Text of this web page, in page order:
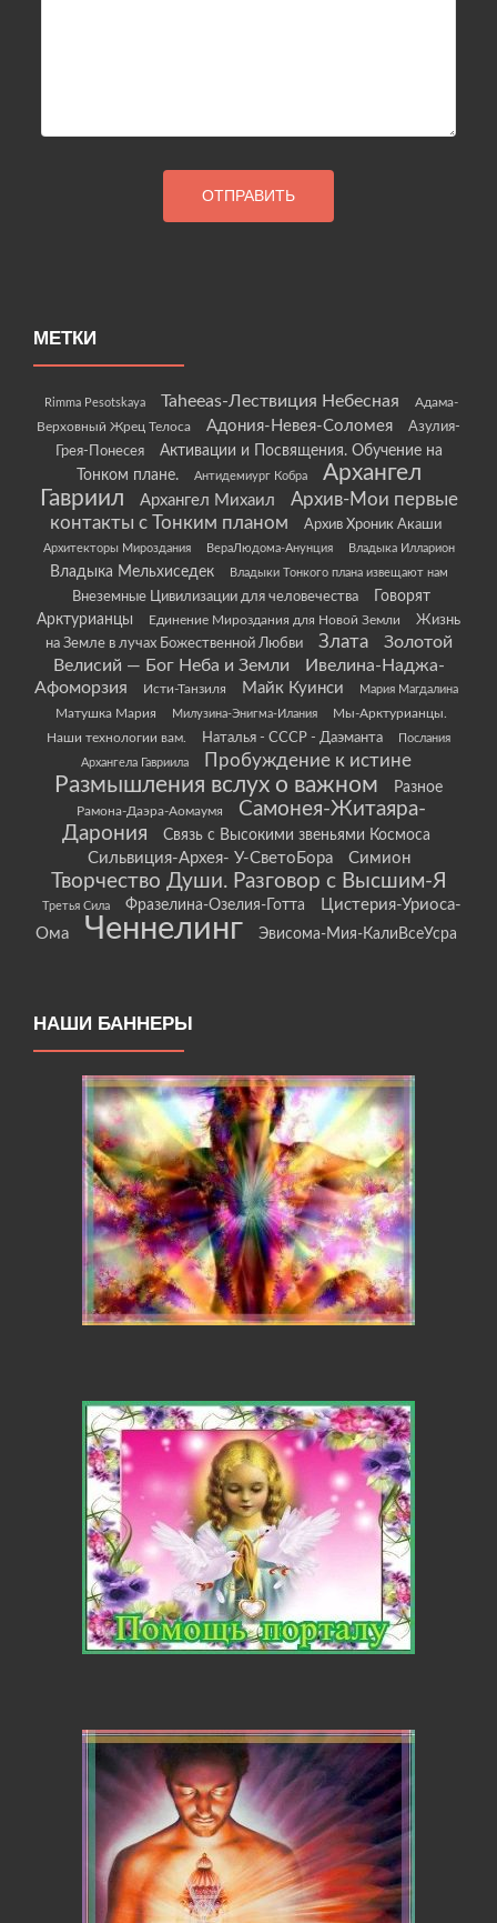
МЕТКИ
Rimma Pesotskaya Taheeas-Лествиция Небесная
Адама-
Верховный Жрец Телоса
Адония-Невея-Соломея
Азулия-
Грея-Понесея
Активации и Посвящения. Обучение на
Тонком плане.
Антидемиург Кобра
Архангел
Гавриил
Архангел Михаил
Архив-Мои первые
контакты с Тонким планом
Архив Хроник Акаши
Архитекторы Мироздания ВераЛюдома-Анунция Владыка Илларион
Владыка Мельхиседек Владыки Тонкого плана извещают нам
Внеземные Цивилизации для человечества
Говорят
Арктурианцы
Единение Мироздания для Новой Земли
Жизнь
на Земле в лучах Божественной Любви
Злата
Золотой
Велисий — Бог Неба и Земли
Ивелина-Наджа-
Афоморзия
Исти-Танзиля Майк Куинси Мария Магдалина
Матушка Мария Милузина-Энигма-Илания
Мы-Арктурианцы.
Наши технологии вам.
Наталья - СССР - Даэманта
Послания
Архангела Гавриила
Пробуждение к истине
Размышления вслух о важном Разное
Рамона-Даэра-Аомаумя
Самонея-Житаяра-
Дарония
Связь с Высокими звеньями Космоса
Сильвиция-Архея- У-СветоБора Симион
Творчество Души. Разговор с Высшим-Я
Третья Сила Фразелина-Озелия-Готта
Цистерия-Уриоса-
Ома
Ченнелинг Эвисома-Мия-КалиВсеУсра
НАШИ БАННЕРЫ